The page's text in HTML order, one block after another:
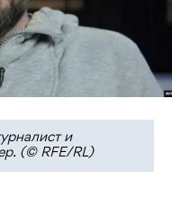
и
(© RFE/RL)